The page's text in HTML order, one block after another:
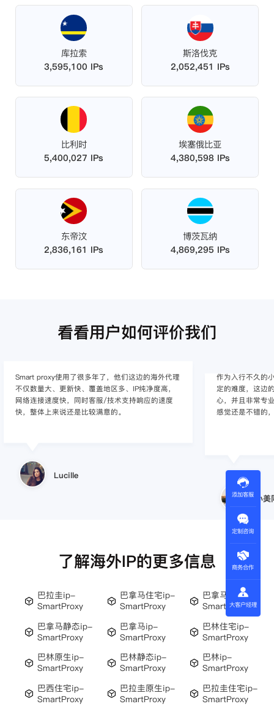
库拉索
3,595,100 IPs
斯洛伐克
2,052,451 IPs
比利时
5,400,027 IPs
埃塞俄比亚
4,380,598 IPs
东帝汶
2,836,161 IPs
博茨瓦纳
4,869,295 IPs
看看用户如何评价我们
外代理
度高，
速度
作为入行不久的小白，上手使用Smart proxy会有一
定的难度，这边的客服人员/技术支持人员非常有耐
心，并且非常专业，很快就上手了，使用体验整体
感觉还是不错的，非常推荐身边的同行使用。
了解海外IP的更多信息
巴拉圭ip-
SmartProxy
巴拿马住宅ip-
SmartProxy
巴拿马原生ip-
SmartProxy
巴拿马静态ip-
SmartProxy
巴拿马ip-
SmartProxy
巴林住宅ip-
SmartProxy
巴林原生ip-
SmartProxy
巴林静态ip-
SmartProxy
巴林ip-
SmartProxy
巴西住宅ip-
SmartProxy
巴拉圭原生ip-
SmartProxy
巴拉圭住宅ip-
SmartProxy
添加客服
定制咨询
商务合作
大客户经理